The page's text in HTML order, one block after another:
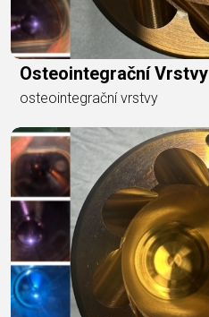
Osteointegrační Vrstvy
osteointegrační vrstvy